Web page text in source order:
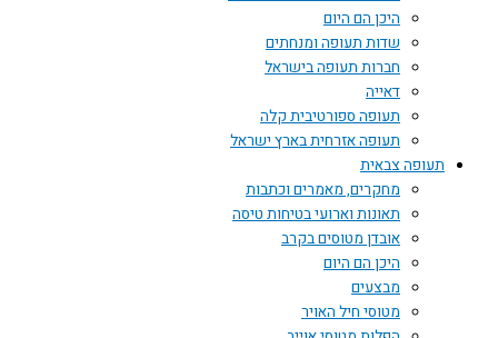
היכן הם היום
שדות תעופה ומנחתים
חברות תעופה בישראל
דאייה
תעופה ספורטיבית קלה
תעופה אזרחית בארץ ישראל
תעופה צבאית
מחקרים, מאמרים וכתבות
תאונות וארועי בטיחות טיסה
אובדן מטוסים בקרב
היכן הם היום
מבצעים
מטוסי חיל האויר